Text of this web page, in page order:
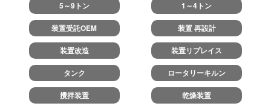
5～9トン 1～4トン
装置受託OEM 装置 再設計
装置改造 装置リプレイス
タンク ロータリーキルン
攪拌装置 乾燥装置